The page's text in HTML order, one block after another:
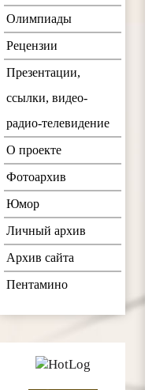
Олимпиады
Рецензии
Презентации,
ссылки, видео-
радио-телевидение
О проекте
Фотоархив
Юмор
Личный архив
Архив сайта
Пентамино